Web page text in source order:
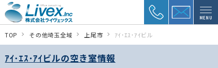
MENU
TOP その他埼玉全域 上尾市 ｱｲ･ｴｽ･ｱｲビル
ｱｲ･ｴｽ･ｱｲビルの空き室情報